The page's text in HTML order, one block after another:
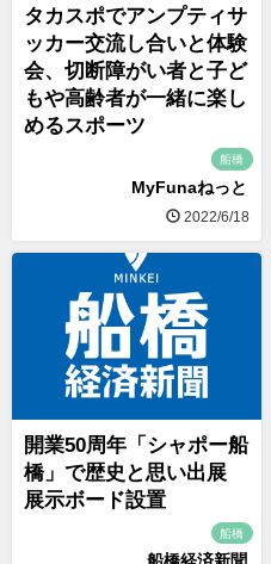
タカスポでアンプティサ
ッカー交流し合いと体験
会、切断障がい者と子ど
もや高齢者が一緒に楽し
めるスポーツ
船橋
MyFunaねっと
2022/6/18
開業50周年「シャポー船
橋」で歴史と思い出展
展示ボード設置
船橋